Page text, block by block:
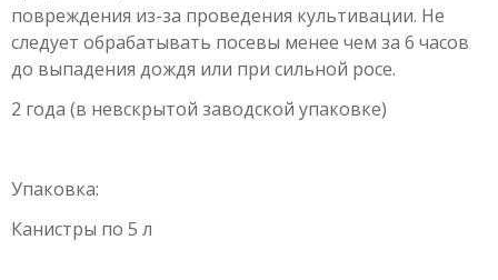
повреждения из-за проведения культивации. Не
следует обрабатывать посевы менее чем за 6 часов
до выпадения дождя или при сильной росе.
2 года (в невскрытой заводской упаковке)
Упаковка:
Канистры по 5 л